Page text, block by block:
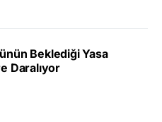
Beklediği Yasa
Daralıyor